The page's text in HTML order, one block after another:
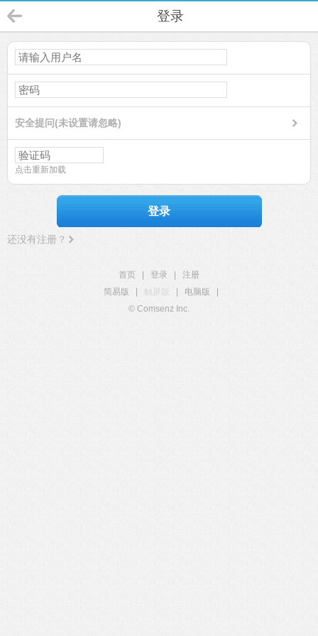
登录
安全提问(未设置请忽略)
点击重新加载
登录
还没有注册？
首页 登录
注册
简易版
触屏版 电脑版
© Comsenz Inc.